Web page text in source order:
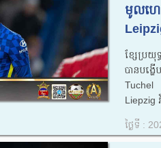
មូលហេ
ខ្សែប្រយុ
បានបង្ហ
Tuchel
Liepzig
ថ្ងៃទី :